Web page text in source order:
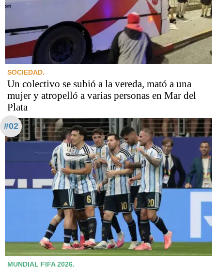
SOCIEDAD.
Un colectivo se subió a la vereda, mató a una
mujer y atropelló a varias personas en Mar del
Plata
#02
MUNDIAL FIFA 2026.